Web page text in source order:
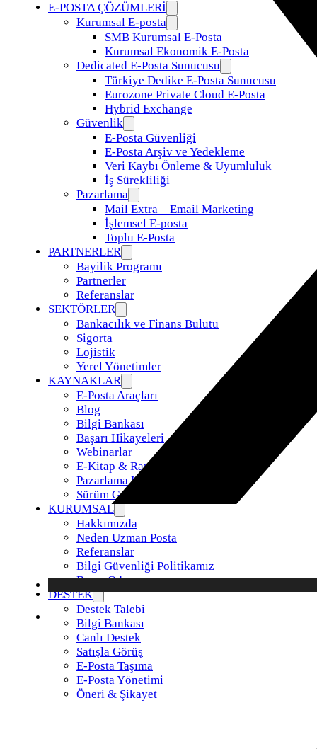
E-POSTA ÇÖZÜMLERİ
Kurumsal E-posta
SMB Kurumsal E-Posta
Kurumsal Ekonomik E-Posta
Dedicated E-Posta Sunucusu
Türkiye Dedike E-Posta Sunucusu
Eurozone Private Cloud E-Posta
Hybrid Exchange
Güvenlik
E-Posta Güvenliği
E-Posta Arşiv ve Yedekleme
Veri Kaybı Önleme & Uyumluluk
İş Sürekliliği
Pazarlama
Mail Extra – Email Marketing
İşlemsel E-posta
Toplu E-Posta
PARTNERLER
Bayilik Programı
Partnerler
Referanslar
SEKTÖRLER
Bankacılık ve Finans Bulutu
Sigorta
Lojistik
Yerel Yönetimler
KAYNAKLAR
E-Posta Araçları
Blog
Bilgi Bankası
Başarı Hikayeleri
Webinarlar
E-Kitap & Raporlar
Pazarlama Kiti
Sürüm Güncellemeleri
KURUMSAL
Hakkımızda
Neden Uzman Posta
Referanslar
Bilgi Güvenliği Politikamız
Basın Odası
DESTEK
Destek Talebi
Bilgi Bankası
Canlı Destek
Satışla Görüş
E-Posta Taşıma
E-Posta Yönetimi
Öneri & Şikayet